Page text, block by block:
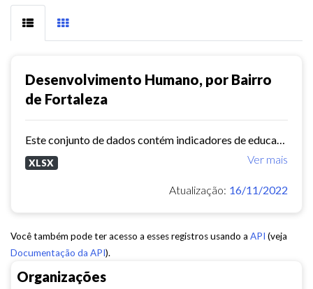
Organizações
Desenvolvimento Humano, por Bairro
de Fortaleza
Ver mais
XLSX
Atualização: 16/11/2022
Você também pode ter acesso a esses registros usando a API (veja
Documentação da API).